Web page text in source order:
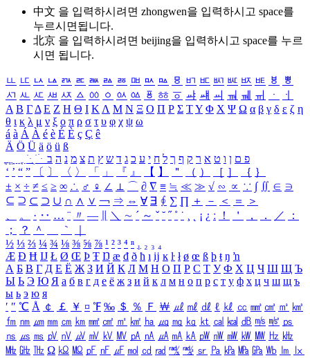
中文 을 입력하시려면 zhongwen을 입력하시고 space를
누르시면됩니다.
北京 을 입력하시려면 beijing을 입력하시고 space를 누르
시면 됩니다.
ㅥ ㅦ ㅧ ㅨ ㅩ ㅪ ㅫ ㅬ ㅭ ㅮ ㅯ ㅰ ㅱ ㅲ ㅳ ㅴ ㅵ ㅶ ㅷ ㅸ
ㅹ
ㅺ ㅻ ㅼ ㅽ ㅾ ㅿ ㆀ ㆁ ㆂ ㆃ ㆄ ㆅ ㆆ ㆇ ㆈ ㆉ ㆊ ㆋ ㆌ ㆍ
ㆎ
Α Β ΓΔ Ε Ζ Η Θ Ι ΚΛ Μ Ν Ξ Ο Π Ρ Σ ΤΥ Φ Χ Ψ Ω α β γ δ ε ζ η
θ ι κ λ μ ν ξ ο π ρ σ τ υ φ χ ψ ω
á à Á À é è É È ç Ç ê
Ä Ö Ü ä ö ü ß
ִֶֹ ֻּ ׁׂ פ ם ן ו ט א ר ק ף ך ל ח י ע כ ג ד ש ץ ת צ מ נ ה ב
‘ ’ “ ” 〔 〕 〈 〉 「 」 『 』 【 】 ＂ （ ） ［ ］ ｛ ｝
± × ÷ ≠ ≤ ≥ ∞ ∴ ♂ ♀ ∠ ⊥ ⌒ ∂ ∇ ≡ ≒ ≪ ≫ √ ∽ ∝ ∵ ∫ ∬ ∈ ∋
⊆ ⊇ ⊂ ⊃ ∪ ∩ ∧ ∨ ￢ ⇒ ⇔ ∀ ∃ ∮ ∑ ∏ ＋ － ＜ ＝
＞
、
。 · ‥ … ¨ 〃 ― ＼ ∼ ´ ～ ˇ ˘ ˝ ˚ ˙ ¸ ¡ ¿ ː ！ ＇ ， ． ／
：
；
？ ＾ ｀
½ ⅓ ⅔ ¼ ¾ ⅛ ⅜ ⅝ ⅞ ¹ ² ³ ⁴ ⁿ ₁ ₂ ₃ ₄
Æ Ð Ħ Ĳ Ł Ø Œ Þ Ŧ Ŋ æ đ ð ħ ı ĳ ĸ ŀ ł ø œ ß þ ŧ ŋ ŉ
А Б В Г Д Е Ё Ж З И Й К Л М Н О П Р С Т У Ф Х Ц Ч Ш Щ Ъ
Ы Ь Э Ю Я а б в г д е ё ж з и й к л м н о п р с т у ф х ц ч ш щ ъ
ы ь э ю я
′ ″ ℃ Å ￠ ￡ ￥ ¤ ℉ ‰ ＄ ％ Ｆ ￦ ㎕ ㎖ ㎗ ℓ ㎘ ㏄ ㎣ ㎤ ㎥ ㎦
㎙ ㎚ ㎛ ㎜ ㎝ ㎞ ㎟ ㎠ ㎡ ㎢ ㏊ ㎍ ㎎ ㎏ ㏏ ㎈ ㎉ ㏈ ㎧ ㎨ ㎰
㎱ ㎲ ㎳ ㎴ ㎵ ㎶ ㎷ ㎸ ㎹ ㎀ ㎁ ㎂ ㎃ ㎄ ㎺ ㎻ ㎽ ㎾ ㎿ ㎐ ㎑
㎒ ㎓ ㎔ Ω ㏀ ㏁ ㎊ ㎋ ㎌ ㏖ ㏅ ㎭ ㎮ ㎯ ㏛ ㎩ ㎪ ㎫ ㎬ ㏝ ㏐
㏓